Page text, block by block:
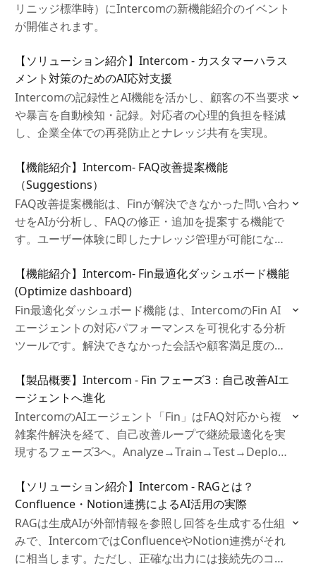
リニッジ標準時）にIntercomの新機能紹介のイベント
が開催されます。
【ソリューション紹介】Intercom - カスタマーハラス
メント対策のためのAI応対支援
Intercomの記録性とAI機能を活かし、顧客の不当要求
や暴言を自動検知・記録。対応者の心理的負担を軽減
し、企業全体での再発防止とナレッジ共有を実現。
【機能紹介】Intercom- FAQ改善提案機能
（Suggestions）
FAQ改善提案機能は、Finが解決できなかった問い合わ
せをAIが分析し、FAQの修正・追加を提案する機能で
す。ユーザー体験に即したナレッジ管理が可能にな
【機能紹介】Intercom- Fin最適化ダッシュボード機能
(Optimize dashboard)
Fin最適化ダッシュボード機能 は、IntercomのFin AI
エージェントの対応パフォーマンスを可視化する分析
ツールです。解決できなかった会話や顧客満足度の低
らかにします。
【製品概要】Intercom - Fin フェーズ3：自己改善AIエ
ージェントへ進化
IntercomのAIエージェント「Fin」はFAQ対応から複
雑案件解決を経て、自己改善ループで継続最適化を実
現するフェーズ3へ。Analyze→Train→Test→Deploy
す。
【ソリューション紹介】Intercom - RAGとは？
Confluence・Notion連携によるAI活用の実際
RAGは生成AIが外部情報を参照し回答を生成する仕組
みで、IntercomではConfluenceやNotion連携がそれ
に相当します。ただし、正確な出力には接続先のコン